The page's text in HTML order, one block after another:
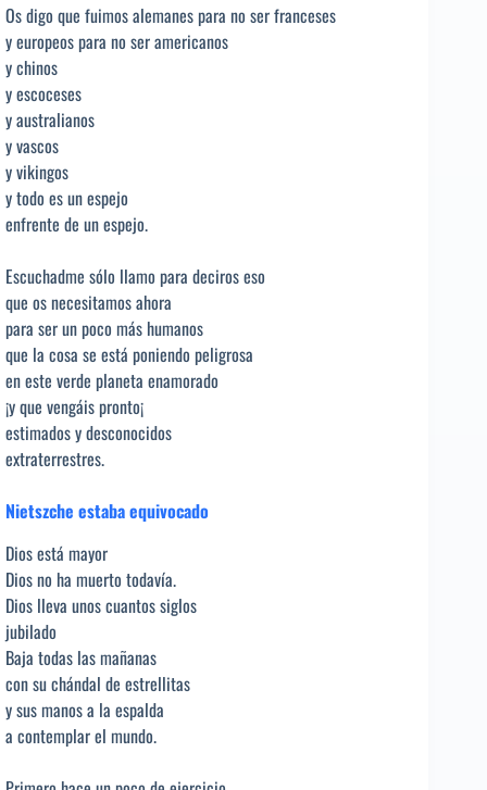
Os digo que fuimos alemanes para no ser franceses
y europeos para no ser americanos
y chinos
y escoceses
y australianos
y vascos
y vikingos
y todo es un espejo
enfrente de un espejo.
Escuchadme sólo llamo para deciros eso
que os necesitamos ahora
para ser un poco más humanos
que la cosa se está poniendo peligrosa
en este verde planeta enamorado
¡y que vengáis pronto¡
estimados y desconocidos
extraterrestres.
Nietszche estaba equivocado
Dios está mayor
Dios no ha muerto todavía.
Dios lleva unos cuantos siglos
jubilado
Baja todas las mañanas
con su chándal de estrellitas
y sus manos a la espalda
a contemplar el mundo.